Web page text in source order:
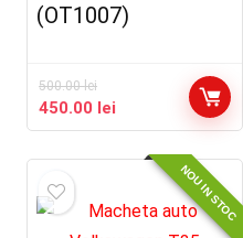
(OT1007)
500.00lei
Prețul
inițial
500.00 lei.
450.00 lei
curent
este:
450.00 lei.NOU IN STOC